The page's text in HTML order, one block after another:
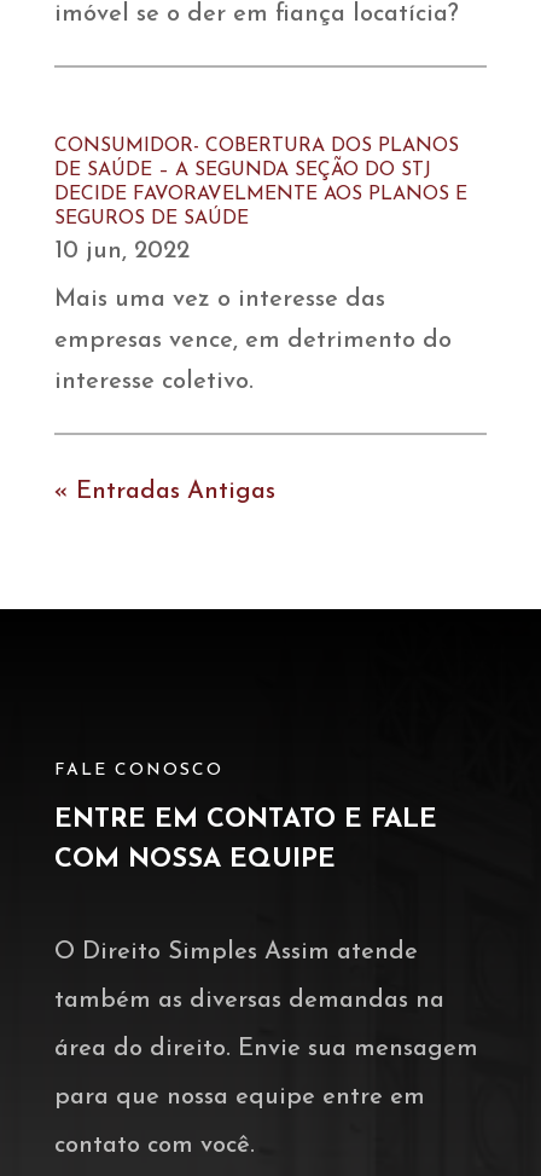
imóvel se o der em fiança locatícia?
CONSUMIDOR- COBERTURA DOS PLANOS
DE SAÚDE – A SEGUNDA SEÇÃO DO STJ
DECIDE FAVORAVELMENTE AOS PLANOS E
SEGUROS DE SAÚDE
10 jun, 2022
Mais uma vez o interesse das
empresas vence, em detrimento do
interesse coletivo.
« Entradas Antigas
FALE CONOSCO
ENTRE EM CONTATO E FALE
COM NOSSA EQUIPE
O Direito Simples Assim atende
também as diversas demandas na
área do direito. Envie sua mensagem
para que nossa equipe entre em
contato com você.